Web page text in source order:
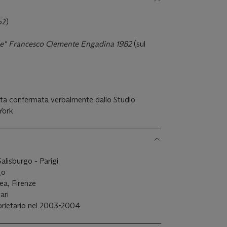
Francesco Clemente Engadina 1982(sul
confermata verbalmente dallo Studio
- Parigi
Firenze
nel 2003-2004